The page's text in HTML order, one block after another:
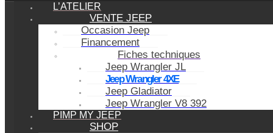
L’ATELIER
VENTE JEEP
Occasion Jeep
Financement
Fiches techniques
Jeep Wrangler JL
Jeep Wrangler 4XE
Jeep Gladiator
Jeep Wrangler V8 392
PIMP MY JEEP
SHOP